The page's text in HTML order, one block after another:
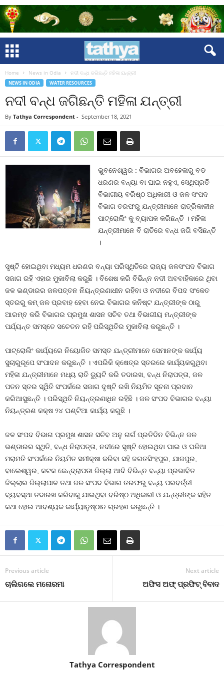
Home News in Odia ନଦୀ ବନ୍ଧ ଜଗିଛନ୍ତି ମହିଳା ଯନ୍ତ୍ରୀ
NEWS IN ODIA WATER RESOURCES
ନଦୀ ବନ୍ଧ ଜଗିଛନ୍ତି ମହିଳା ଯନ୍ତ୍ରୀ
By Tathya Correspondent - September 18, 2021
ଭୁବନେଶ୍ୱର : ବିଭାଗର ଅବହେଳାରୁ ବଡ
ଧରଣର ବନ୍ୟା ବା ଘାଇ ନହୁଏ, ସେଥିପ୍ରତି
ବିଭାଗୀୟ ବରିଷ୍ଠ ଅଧିକାରୀ ଓ ଜଳ ସଂପଦ
ବିଭାଗ ତରଫରୁ ଯନ୍ତ୍ରୀମାନେ ରାତ୍ରିକାଳୀନ
ପାଟ୍ରୋଲିଂ କୁ ବ୍ୟାପକ କରିଛନ୍ତି । ମହିଳା
ଯନ୍ତ୍ରୀମାନେ ବି ରାତିରେ ବନ୍ଧ ଜଗି ବସିଛନ୍ତି
।
ସୃଷ୍ଟି ହୋଇଥିବା ମଧ୍ୟମ ଧରଣର ବନ୍ୟା ପରିସ୍ଥିତିରେ ରାଜ୍ୟ ଜଳସଂପଦ ବିଭାଗ
ସଜାଗ ରହି ଏହାର ମୁକାବିଲା କରୁଛି । ବିଶେଷ କରି ବିଭିନ୍ନ ନଦୀ ଅବବାହିକାରେ ଥିବା
ଜଳ ଭଣ୍ଡାରର ଜଳପତ୍ତନ ନିୟନ୍ତ୍ରଣାଧୀନ ରହିବା ଓ ନଦୀରେ ବିପଦ ସଂକେତ
ସ୍ତରରୁ କମ୍ ଜଳ ପ୍ରବାହ ହେବା ନେଇ ବିଭାଗର କନିଷ୍ଟ ଯନ୍ତ୍ରୀଙ୍କ ଠାରୁ
ଆରମ୍ବ କରି ବିଭାଗର ପ୍ରମୁଖ ଶାସନ ସଚିବ ତଥା ବିଭାଗୀୟ ମନ୍ତ୍ରୀଙ୍କ
ପର୍ଯ୍ୟନ୍ତ ସମସ୍ତେ ସଚେତନ ରହି ପରିସ୍ଥିତିର ମୁକାବିଲା କରୁଛନ୍ତି ।
ପାଟ୍ରୋଲିଂ କାର୍ଯ୍ୟରେ ନିୟୋଜିତ ସମସ୍ତ ଯନ୍ତ୍ରୀମାନେ ସେମାନଙ୍କ କାର୍ଯ୍ୟ
ସୁଚାରୁରୂପେ ସଂପାଦନ କରୁଛନ୍ତି । ଏପରିକି କ୍ଷେତ୍ର ସ୍ତରରେ କାର୍ଯ୍ୟକରୁଥିବା
ମହିଳା ଯନ୍ତ୍ରୀମାନେ ମଧ୍ୟ ରାତି ଡ୍ୟୁଟି କରି ତଦାରଖ, ବନ୍ଧ ନିରାପତ୍ତା, ଜଳ
ପତନ ସ୍ତର ସ୍ଥିିତି ସଂପର୍କରେ ସଜାଗ ଦୃଷ୍ଟି ରଖି ନିୟମିତ ସୂଚନା ପ୍ରଦାନ
କରିଆସୁଛନ୍ତି । ପରିସ୍ଥିତି ନିୟନ୍ତ୍ରଣାଧିନ ରହିଛି । ଜଳ ସଂପଦ ବିଭାଗର ବନ୍ୟା
ନିୟନ୍ତ୍ରଣ କକ୍ଷ ୨୪ ଘଣ୍ଟିଆ କାର୍ଯ୍ୟ କରୁଛି ।
ଜଳ ସଂପଦ ବିଭାଗ ପ୍ରମୁଖ ଶାସନ ସଚିବ ଅନୁ ଗର୍ଗ ପ୍ରତିଦିନ ବିଭିନ୍ନ ଜଳ
ଭଣ୍ଡାରର ସ୍ଥିତି, ବନ୍ଧ ନିରାପତ୍ତା, ନଦୀରେ ସୃଷ୍ଟି ହୋଇଥିବା ଘାଇ ଓ ଘଳିଆ
ମରାମତି ସଂପର୍କରେ ନିୟମିତ ସମୀକ୍ଷା କରିବା ସହି ଜଗତସିଂହପୁର, ଯାଜପୁର,
ବାଲେଶ୍ୱର, କଟକ କେନ୍ଦ୍ରାପଡା ଜିଲ୍ଲା ଆଦି ବିଭିନ୍ନ ବନ୍ୟା ପ୍ରଭାବିତ
ଜିଲ୍ଲାର ଜିଲ୍ଲାପାଳ ତଥା ଜଳ ସଂପଦ ବିଭାଗ ତରଫରୁ ବନ୍ୟ ପରବର୍ତ୍ତୀ
ବ୍ୟବସ୍ଥା ତଦାରଖ କରିବାକୁ ଯାଇଥିବା ବରିଷ୍ଠ ଅଧିକାରୀ ଓ ଯନ୍ତ୍ରୀଙ୍କ ସହିତ
କଥା ହୋଇ ଆବଶ୍ୟକ କାର୍ଯ୍ୟାନୁଷ୍ଠାନ ଗ୍ରହଣ କରୁଛନ୍ତି ।
Previous article
ଚାଲିଗଲେ ମନୋରମା
Next article
ଅଫିସ ଅଫ୍‍ ପ୍ରଫିଟ୍‍ ବିବାଦ
Tathya Correspondent